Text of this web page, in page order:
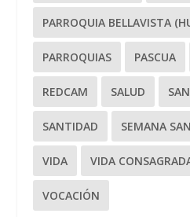
PARROQUIA BELLAVISTA
PARROQUIAS PASCUA
REDCAM SALUD
SANTIDAD SEMANA
VIDA VIDA
VOCACIÓN